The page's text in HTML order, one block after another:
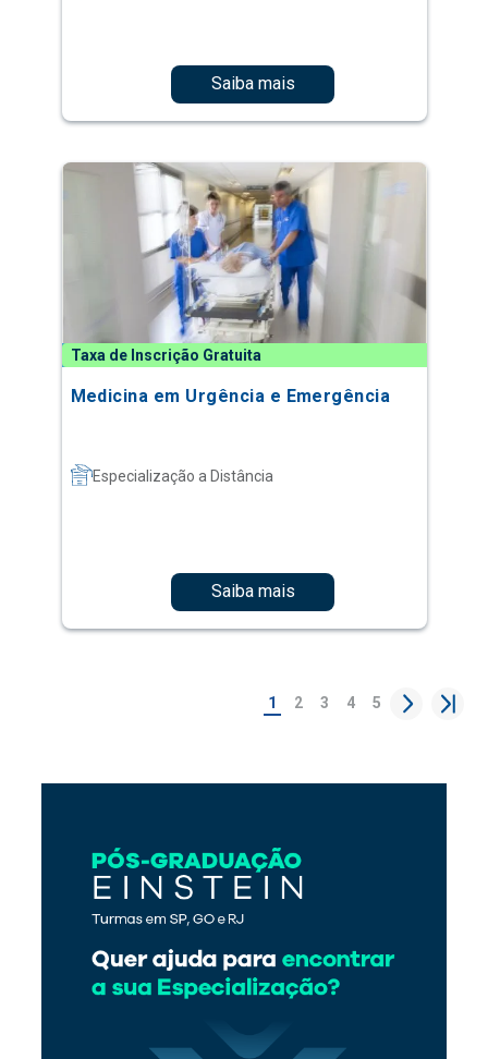
Saiba mais
Taxa de Inscrição Gratuita
Medicina em Urgência e Emergência
Especialização a Distância
Saiba mais
1 2 3 4 5